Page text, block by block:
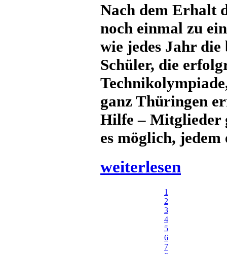
Nach dem Erhalt
noch einmal zu
wie jedes Jahr die
Schüler, die
ganz Thüringen
Hilfe – Mitglieder
es möglich, jedem
weiterlesen
1
2
3
4
5
6
7